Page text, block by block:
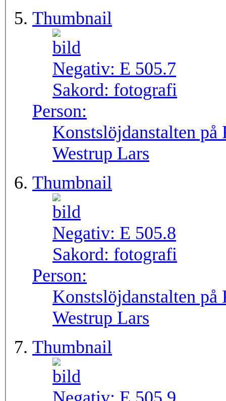
Thumbnail
Negativ: E 505.7
Sakord: fotografi
Person:
Konstslöjdanstalten på
Westrup Lars
Thumbnail
Negativ: E 505.8
Sakord: fotografi
Person:
Konstslöjdanstalten på
Westrup Lars
Thumbnail